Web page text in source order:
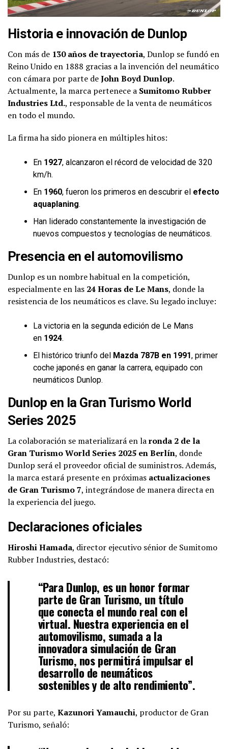
Historia e innovación de Dunlop
Con más de 130 años de trayectoria, Dunlop se fundó en
Reino Unido en 1888 gracias a la invención del neumático
con cámara por parte deJohn Boyd Dunlop.
Actualmente, la marca pertenece a Sumitomo Rubber
Industries Ltd., responsable de la venta de neumáticos
en todo el mundo.
La firma ha sido pionera en múltiples hitos:
En 1927, alcanzaron el récord de velocidad de 320
km/h.
En 1960, fueron los primeros en descubrir el efecto
aquaplaning.
Han liderado constantemente la investigación de
nuevos compuestos y tecnologías de neumáticos.
Presencia en el automovilismo
Dunlop es un nombre habitual en la competición,
especialmente en las 24 Horas de Le Mans, donde la
resistencia de los neumáticos es clave. Su legado incluye:
La victoria en la segunda edición de Le Mans
en 1924.
El histórico triunfo del Mazda 787B en 1991, primer
coche japonés en ganar la carrera, equipado con
neumáticos Dunlop.
Dunlop en la Gran Turismo World
Series 2025
La colaboración se materializará en laronda 2 de la
Gran Turismo World Series 2025 en Berlín, donde
Dunlop será el proveedor oficial de suministros. Además,
la marca estará presente en próximas actualizaciones
de Gran Turismo 7, integrándose de manera directa en
la experiencia del juego.
Declaraciones oficiales
Hiroshi Hamada, director ejecutivo sénior de Sumitomo
Rubber Industries, destacó:
“Para Dunlop, es un honor formar
parte de Gran Turismo, un título
que conecta el mundo real con el
virtual. Nuestra experiencia en el
automovilismo, sumada a la
innovadora simulación de Gran
Turismo, nos permitirá impulsar el
desarrollo de neumáticos
sostenibles y de alto rendimiento”.
Por su parte, Kazunori Yamauchi, productor de Gran
Turismo, señaló: